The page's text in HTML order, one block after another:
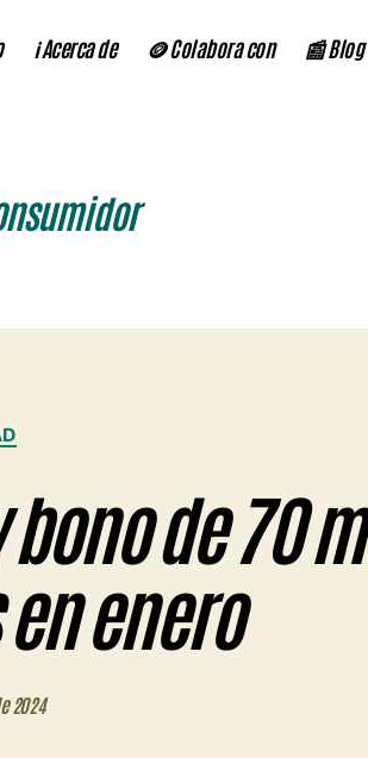
ℹ️ Acerca de 🪙 Colabora con 📰 Blog
de 70
enero
2024